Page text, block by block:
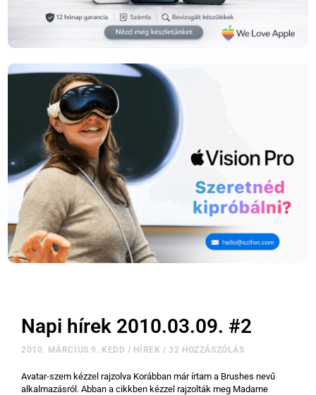
Napi hírek 2010.03.09. #2
2010. MÁRCIUS 9. KEDD / HÍREK / 32 HOZZÁSZÓLÁS
Avatar-szem kézzel rajzolva Korábban már írtam a Brushes nevű
alkalmazásról. Abban a cikkben kézzel rajzolták meg Madame